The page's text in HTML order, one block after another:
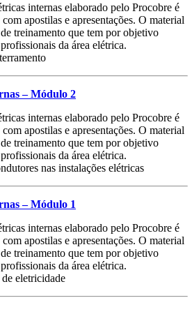
internas elaborado pelo Procobre é
apostilas e apresentações. O material
treinamento que tem por objetivo
da área elétrica.
– Módulo 2
internas elaborado pelo Procobre é
apostilas e apresentações. O material
treinamento que tem por objetivo
da área elétrica.
nas instalações elétricas
– Módulo 1
internas elaborado pelo Procobre é
apostilas e apresentações. O material
treinamento que tem por objetivo
da área elétrica.
eletricidade